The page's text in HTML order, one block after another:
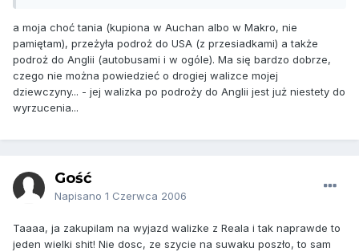
a moja choć tania (kupiona w Auchan albo w Makro, nie
pamiętam), przeżyła podroż do USA (z przesiadkami) a także
podroż do Anglii (autobusami i w ogóle). Ma się bardzo dobrze,
czego nie można powiedzieć o drogiej walizce mojej
dziewczyny... - jej walizka po podroży do Anglii jest już niestety do
wyrzucenia...
Gość
Napisano 1 Czerwca 2006
Taaaa, ja zakupilam na wyjazd walizke z Reala i tak naprawde to
jeden wielki shit! Nie dosc, ze szycie na suwaku poszło, to sam